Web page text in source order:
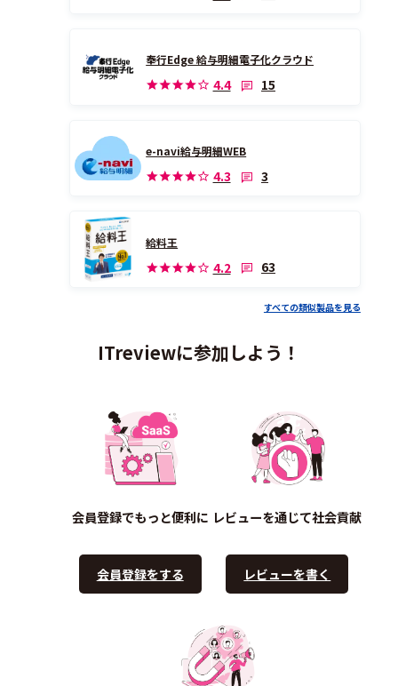
奉行Edge 給与明細電子化クラウド
4.4 15
e-navi給与明細WEB
4.3 3
給料王
4.2 63
すべての類似製品を見る
ITreviewに参加しよう！
会員登録でもっと便利に
会員登録をする
レビューを通じて社会貢献
レビューを書く